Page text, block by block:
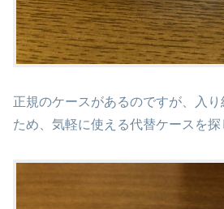
正規のケースがあるのですが、入
ため、気軽に使える代替ケースを探